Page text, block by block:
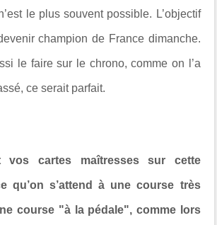
le plus souvent possible. L’objectif
champion de France dimanche.
le faire sur le chrono, comme on l’a
ce serait parfait.
vos cartes maîtresses sur cette
qu’on s’attend à une course très
course "à la pédale", comme lors